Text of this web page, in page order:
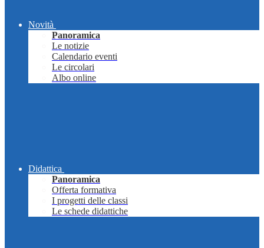
Novità
Panoramica
Le notizie
Calendario eventi
Le circolari
Albo online
Didattica
Panoramica
Offerta formativa
I progetti delle classi
Le schede didattiche